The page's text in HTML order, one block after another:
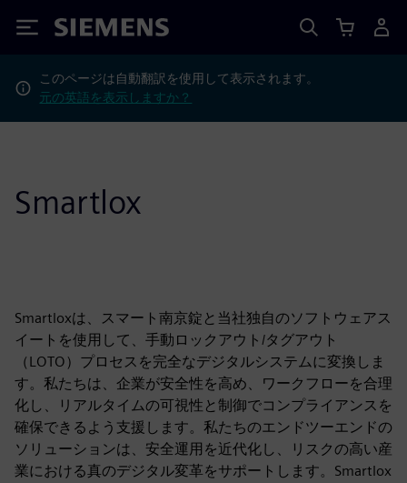
Siemens
このページは自動翻訳を使用して表示されます。
元の英語を表示しますか？
Smartlox
Smartloxは、スマート南京錠と当社独自のソフトウェアス
イートを使用して、手動ロックアウト/タグアウト
（LOTO）プロセスを完全なデジタルシステムに変換しま
す。私たちは、企業が安全性を高め、ワークフローを合理
化し、リアルタイムの可視性と制御でコンプライアンスを
確保できるよう支援します。私たちのエンドツーエンドの
ソリューションは、安全運用を近代化し、リスクの高い産
業における真のデジタル変革をサポートします。Smartlox